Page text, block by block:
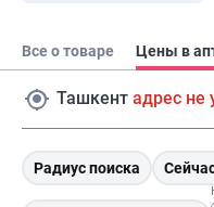
Все о товаре Цены в
Ташкент адрес не
Радиус поиска